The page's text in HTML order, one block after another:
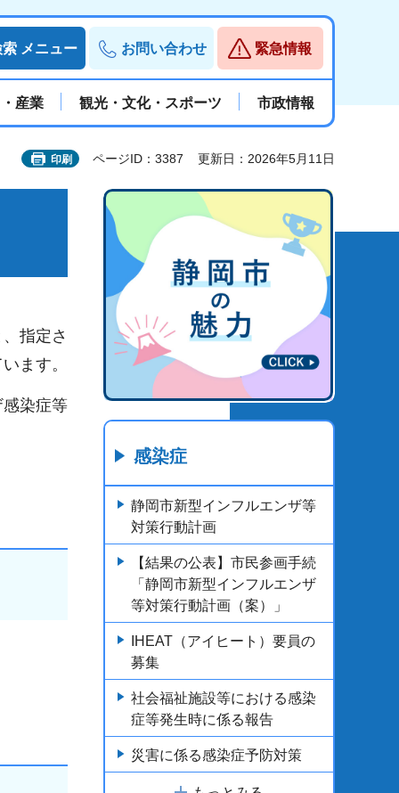
索 メニュー お問い合わせ 緊急情報
産業 観光・文化・スポーツ 市政情報
印刷 ページID：3387 更新日：2026年5月11日
指定さ
ます。
染症等
感染症
静岡市新型インフルエンザ等
対策行動計画
【結果の公表】市民参画手続
「静岡市新型インフルエンザ
等対策行動計画（案）」
IHEAT（アイヒート）要員の
募集
社会福祉施設等における感染
症等発生時に係る報告
災害に係る感染症予防対策